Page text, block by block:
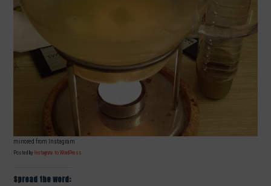
mirrored from Instagram
Posted by Instagrate to WordPress
Spread the word: